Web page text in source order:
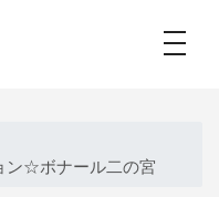
☆ボナール二の宮